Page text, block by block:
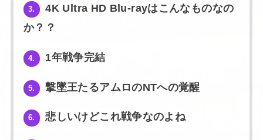
3.
4K Ultra HD Blu-rayはこんなものなの
か？？
4. 1年戦争完結
5. 撃墜王たるアムロのNTへの覚醒
6. 悲しいけどこれ戦争なのよね